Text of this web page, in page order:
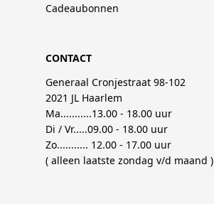
Cadeaubonnen
CONTACT
Generaal Cronjestraat 98-102
2021 JL Haarlem
Ma...........13.00 - 18.00 uur
Di / Vr.....09.00 - 18.00 uur
Zo........... 12.00 - 17.00 uur
( alleen laatste zondag v/d maand )